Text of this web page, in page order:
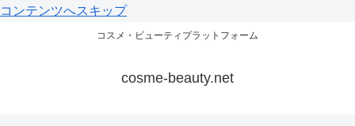
コンテンツへスキップ
コスメ・ビューティプラットフォーム
cosme-beauty.net